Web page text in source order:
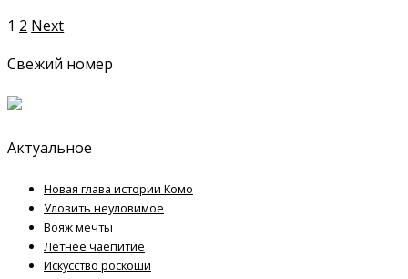
1 2 Next
Свежий номер
Актуальное
Новая глава истории Комо
Уловить неуловимое
Вояж мечты
Летнее чаепитие
Искусство роскоши